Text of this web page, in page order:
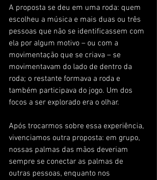
A proposta se deu em uma roda: quem
escolheu a música e mais duas ou três
pessoas que não se identificassem com
ela por algum motivo – ou com a
movimentação que se criava – se
movimentavam do lado de dentro da
roda; o restante formava a roda e
também participava do jogo. Um dos
focos a ser explorado era o olhar.
Após trocarmos sobre essa experiência,
vivenciamos outra proposta: em grupo,
nossas palmas das mãos deveriam
sempre se conectar as palmas de
outras pessoas, enquanto nos